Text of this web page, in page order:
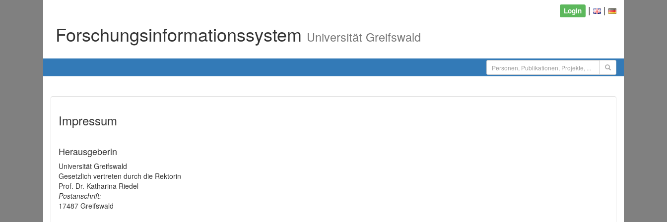
Login | |
Forschungsinformationssystem Universität Greifswald
Impressum
Herausgeberin
Universität Greifswald
Gesetzlich vertreten durch die Rektorin
Prof. Dr. Katharina Riedel
Postanschrift:
17487 Greifswald